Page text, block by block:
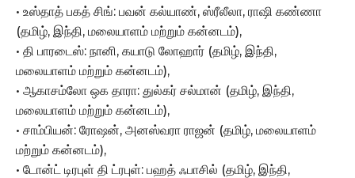
• உஸ்தாத் பகத் சிங்: பவன் கல்யாண், ஸ்ரீலீலா, ராஷி கண்ணா
(தமிழ், இந்தி, மலையாளம் மற்றும் கன்னடம்),
• தி பாரடைஸ்: நானி, கயாடு லோஹார் (தமிழ், இந்தி,
மலையாளம் மற்றும் கன்னடம்),
• ஆகாசம்லோ ஒக தாரா: துல்கர் சல்மான் (தமிழ், இந்தி,
மலையாளம் மற்றும் கன்னடம்),
• சாம்பியன்: ரோஷன், அனஸ்வரா ராஜன் (தமிழ், மலையாளம்
மற்றும் கன்னடம்),
• டோன்ட் டிரபுள் தி ட்ரபுள்: பஹத் ஃபாசில் (தமிழ், இந்தி,